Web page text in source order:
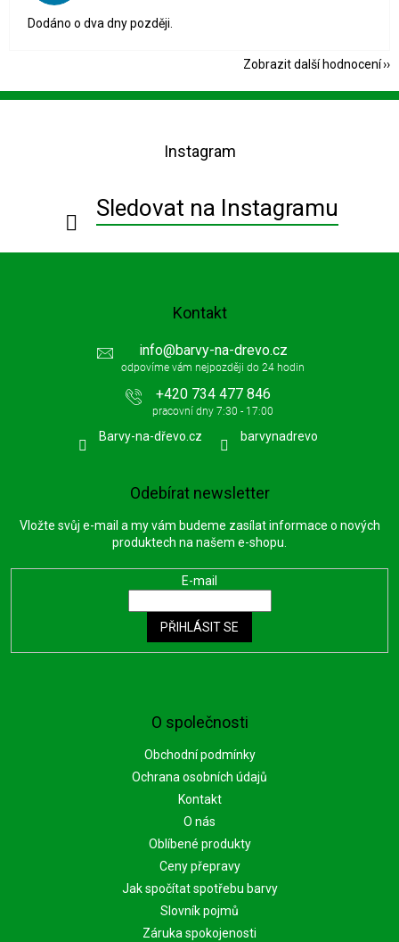
Dodáno o dva dny později.
Zobrazit další hodnocení
Z
Instagram
Sledovat na Instagramu
O společnosti
Obchodní podmínky
Ochrana osobních údajů
Kontakt
O nás
Oblíbené produkty
Ceny přepravy
Jak spočítat spotřebu barvy
Slovník pojmů
Záruka spokojenosti
Kontakt
info@barvy-na-drevo.cz
+420 734 477 846
Barvy-na-dřevo.cz barvynadrevo
Odebírat newsletter
Vložte svůj e-mail a my vám budeme zasílat informace o nových
produktech na našem e-shopu.
E-mail
PŘIHLÁSIT SE